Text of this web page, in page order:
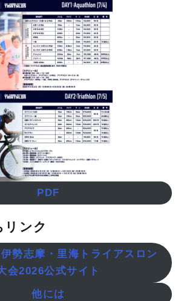
PDF
リンク
勢志摩・里海トライアスロン
会2026公式サイト
他には